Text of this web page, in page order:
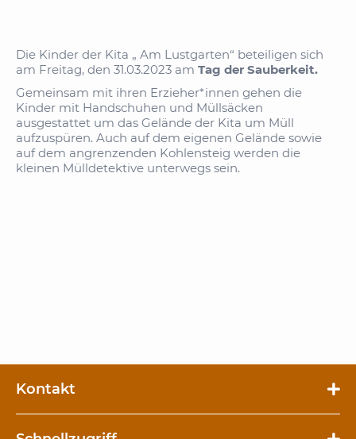
Die Kinder der Kita „ Am Lustgarten“ beteiligen sich
am Freitag, den 31.03.2023 am Tag der Sauberkeit.
Gemeinsam mit ihren Erzieher*innen gehen die
Kinder mit Handschuhen und Müllsäcken
ausgestattet um das Gelände der Kita um Müll
aufzuspüren. Auch auf dem eigenen Gelände sowie
auf dem angrenzenden Kohlensteig werden die
kleinen Mülldetektive unterwegs sein.
Kontakt